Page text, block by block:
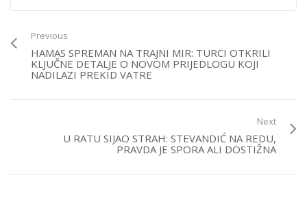
Previous
HAMAS SPREMAN NA TRAJNI MIR: TURCI OTKRILI
KLJUČNE DETALJE O NOVOM PRIJEDLOGU KOJI
NADILAZI PREKID VATRE
Next
U RATU SIJAO STRAH: STEVANDIĆ NA REDU,
PRAVDA JE SPORA ALI DOSTIŽNA